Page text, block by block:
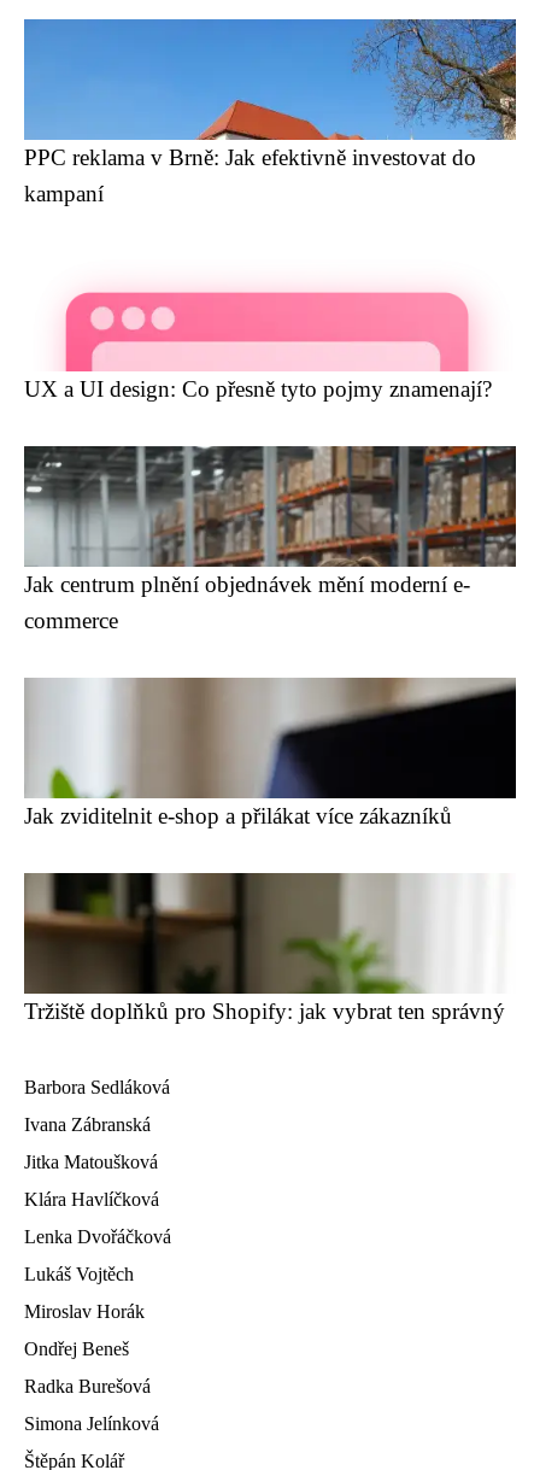
PPC reklama v Brně: Jak efektivně investovat do
kampaní
UX a UI design: Co přesně tyto pojmy znamenají?
Jak centrum plnění objednávek mění moderní e-
commerce
Jak zviditelnit e-shop a přilákat více zákazníků
Tržiště doplňků pro Shopify: jak vybrat ten správný
Barbora Sedláková
Ivana Zábranská
Jitka Matoušková
Klára Havlíčková
Lenka Dvořáčková
Lukáš Vojtěch
Miroslav Horák
Ondřej Beneš
Radka Burešová
Simona Jelínková
Štěpán Kolář